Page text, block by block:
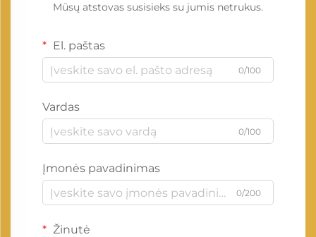
Mūsų atstovas susisieks su jumis netrukus.
El. paštas
0/100
Vardas
0/100
Įmonės pavadinimas
0/200
Žinutė